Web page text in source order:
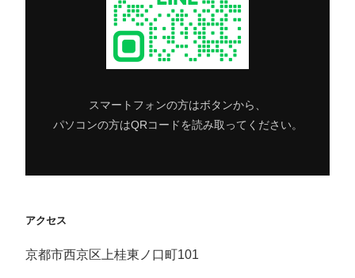
スマートフォンの方はボタンから、
パソコンの方はQRコードを読み取ってください。
アクセス
京都市西京区上桂東ノ口町101